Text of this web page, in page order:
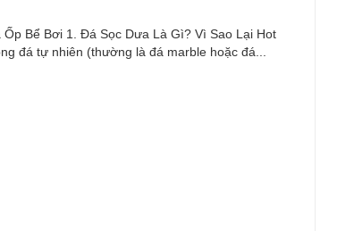
Bể Bơi 1. Đá Sọc Dưa Là Gì? Vì Sao Lại Hot
đá tự nhiên (thường là đá marble hoặc đá...